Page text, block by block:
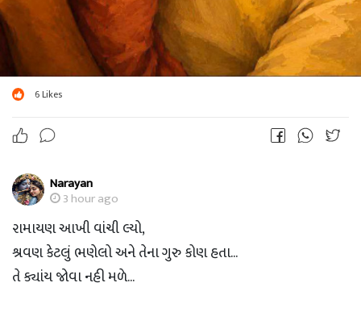
6Likes
Narayan
3 hour ago
રામાયણ આખી વાંચી લ્યો,
શ્રવણ કેટલું ભણેલો અને તેના ગુરુ કોણ હતા...
તે ક્યાંય જોવા નહી મળે...